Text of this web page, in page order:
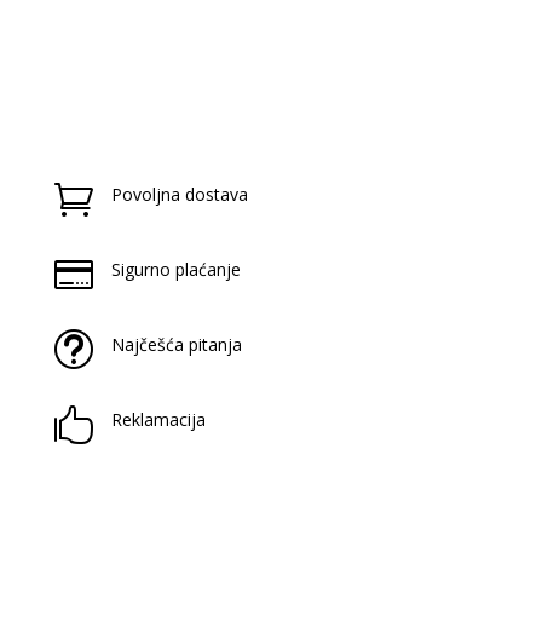
 Povoljna dostava
 Sigurno plaćanje
t Najčešća pitanja
 Reklamacija